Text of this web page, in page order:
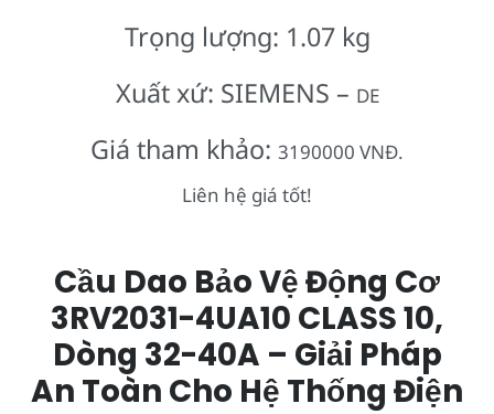
Trọng lượng: 1.07 kg
Xuất xứ: SIEMENS – DE
Giá tham khảo: 3190000 VNĐ.
Liên hệ giá tốt!
Cầu Dao Bảo Vệ Động Cơ
3RV2031-4UA10 CLASS 10,
Dòng 32-40A – Giải Pháp
An Toàn Cho Hệ Thống Điện